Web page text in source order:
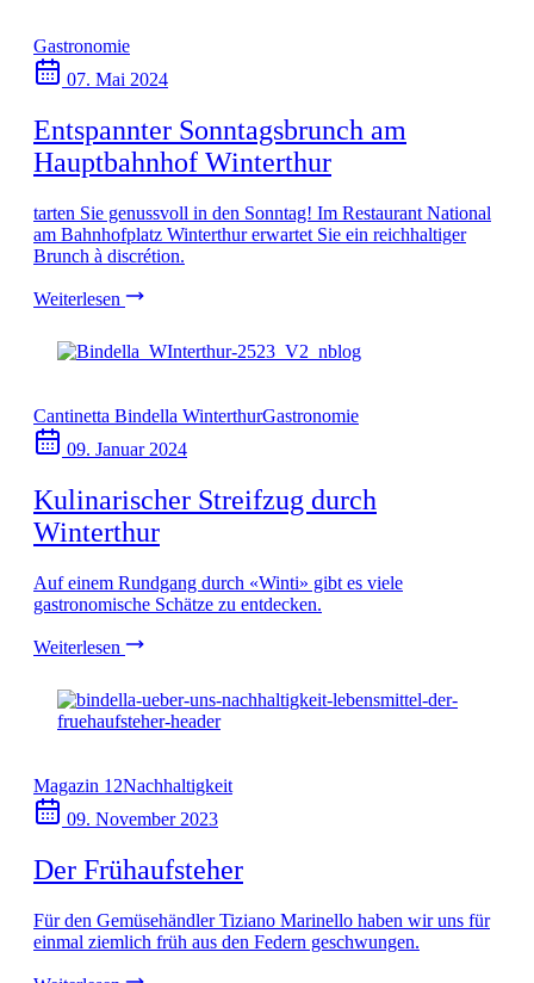
Gastronomie
07. Mai 2024
Entspannter Sonntagsbrunch am
Hauptbahnhof Winterthur
tarten Sie genussvoll in den Sonntag! Im Restaurant National
am Bahnhofplatz Winterthur erwartet Sie ein reichhaltiger
Brunch à discrétion.
Weiterlesen
Cantinetta Bindella WinterthurGastronomie
09. Januar 2024
Kulinarischer Streifzug durch
Winterthur
Auf einem Rundgang durch «Winti» gibt es viele
gastronomische Schätze zu entdecken.
Weiterlesen
Magazin 12Nachhaltigkeit
09. November 2023
Der Frühaufsteher
Für den Gemüsehändler Tiziano Marinello haben wir uns für
einmal ziemlich früh aus den Federn geschwungen.